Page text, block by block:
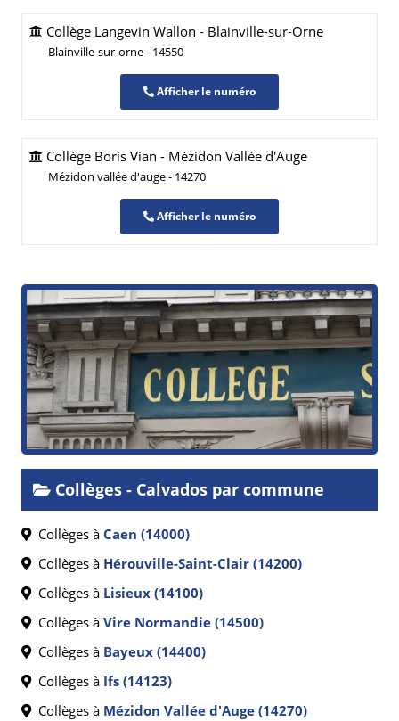
Collège Langevin Wallon - Blainville-sur-Orne
Blainville-sur-orne - 14550
Afficher le numéro
Collège Boris Vian - Mézidon Vallée d'Auge
Mézidon vallée d'auge - 14270
Afficher le numéro
Collèges - Calvados par commune
Collèges à Caen (14000)
Collèges à Hérouville-Saint-Clair (14200)
Collèges à Lisieux (14100)
Collèges à Vire Normandie (14500)
Collèges à Bayeux (14400)
Collèges à Ifs (14123)
Collèges à Mézidon Vallée d'Auge (14270)